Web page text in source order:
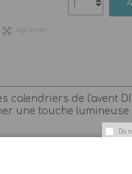
Do
Agrandir
de l'avent
une touche